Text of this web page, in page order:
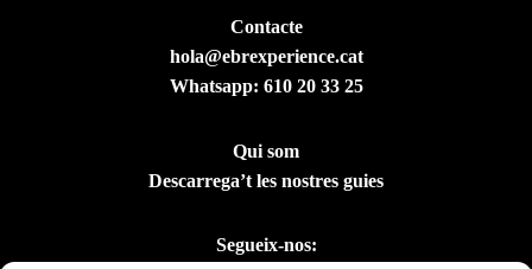
Contacte
hola@ebrexperience.cat
Whatsapp: 610 20 33 25
Qui som
Descarrega’t les nostres guies
Segueix-nos: